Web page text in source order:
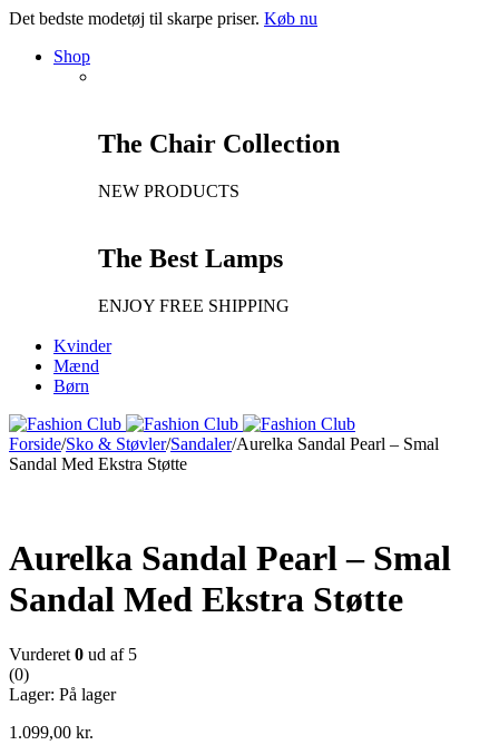
Det bedste modetøj til skarpe priser. Køb nu
Shop
The Chair Collection
NEW PRODUCTS
The Best Lamps
ENJOY FREE SHIPPING
Kvinder
Mænd
Børn
Forside/Sko & Støvler/Sandaler/Aurelka Sandal Pearl – Smal
Sandal Med Ekstra Støtte
Aurelka Sandal Pearl – Smal
Sandal Med Ekstra Støtte
Vurderet 0 ud af 5
(0)
Lager: På lager
1.099,00 kr.